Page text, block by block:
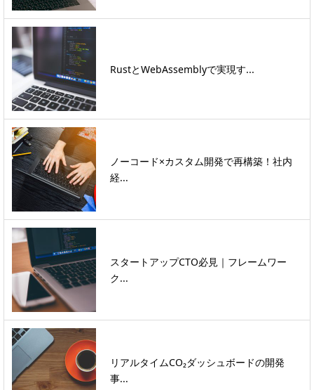
RustとWebAssemblyで実現す...
ノーコード×カスタム開発で再構築！社内
経...
スタートアップCTO必見｜フレームワー
ク...
リアルタイムCO₂ダッシュボードの開発
事...